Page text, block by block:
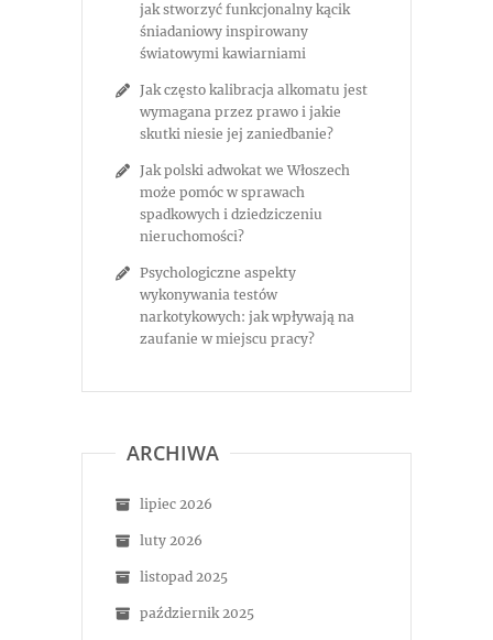
jak stworzyć funkcjonalny kącik
śniadaniowy inspirowany
światowymi kawiarniami
Jak często kalibracja alkomatu jest
wymagana przez prawo i jakie
skutki niesie jej zaniedbanie?
Jak polski adwokat we Włoszech
może pomóc w sprawach
spadkowych i dziedziczeniu
nieruchomości?
Psychologiczne aspekty
wykonywania testów
narkotykowych: jak wpływają na
zaufanie w miejscu pracy?
ARCHIWA
lipiec 2026
luty 2026
listopad 2025
październik 2025